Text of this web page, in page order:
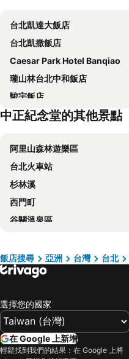
台北凱達大飯店
台北凱撒飯店
Caesar Park Hotel Banqiao
瓏山林台北中和飯店
駿宇飯店
The Grand Hotel
Xi Ke Hotel - Sanchong Branch
富裕自由商旅 - 忠孝館
FX Hotel Taipei Nanjing East Road Branch
Hotel Fun - Linsen
麗京棧酒店
HiONE Holiday Hotel Taipei
Forte Hotel Xizhi
首都大飯店 - 松山館
Formosa 101 Taipei Main Branch
台北西門窩
中正紀念堂的其他景點
阿里山森林遊樂區
台北火車站
杉林溪
西門町
谷關溫泉區
台中一中商圈
武陵農場
基隆廟口夜市
台北小巨蛋
Taipei 101
飯店搜尋 亞洲 台灣 台北
選擇您的國家
在 Google 上新增
輕鬆找到我們的結果：在 Google 上將